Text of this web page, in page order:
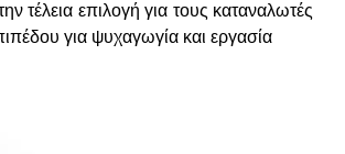
τέλεια επιλογή για τους καταναλωτές
για ψυχαγωγία και εργασία